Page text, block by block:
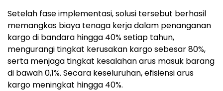
Setelah fase implementasi, solusi tersebut berhasil
memangkas biaya tenaga kerja dalam penanganan
kargo di bandara hingga 40% setiap tahun,
mengurangi tingkat kerusakan kargo sebesar 80%,
serta menjaga tingkat kesalahan arus masuk barang
di bawah 0,1%. Secara keseluruhan, efisiensi arus
kargo meningkat hingga 40%.